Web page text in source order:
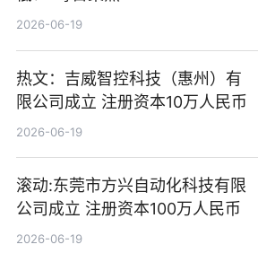
2026-06-19
热文：吉威智控科技（惠州）有
限公司成立 注册资本10万人民币
2026-06-19
滚动:东莞市方兴自动化科技有限
公司成立 注册资本100万人民币
2026-06-19